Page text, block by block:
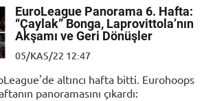
EuroLeague Panorama 6. Hafta:
“Çaylak” Bonga, Laprovittola’nın
Akşamı ve Geri Dönüşler
05/KAS/22 12:47
altıncı hafta bitti. Eurohoops
panoramasını çıkardı: